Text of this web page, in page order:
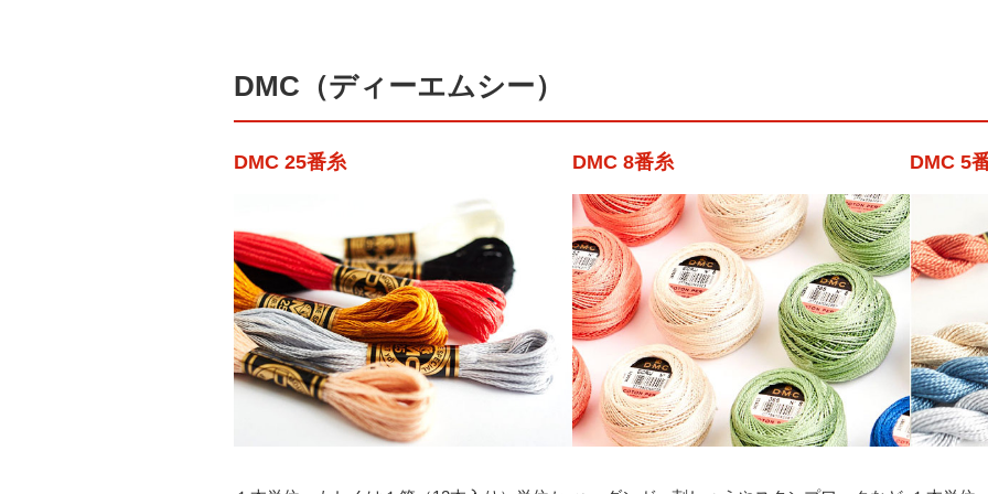
DMC（ディーエムシー）
DMC 25番糸 DMC 8番糸 DMC 5